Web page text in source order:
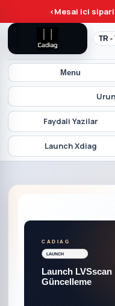
<Mesai ici
Menu
Faydali Yazilar
Launch Xdiag